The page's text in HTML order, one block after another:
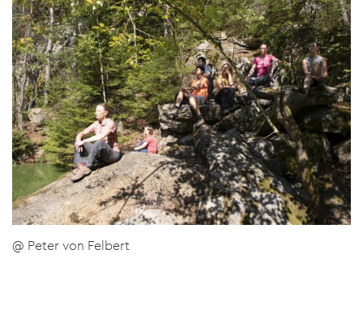
@ Peter von Felbert